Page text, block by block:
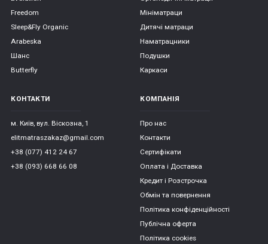
Freedom
Sleep&Fly Organic
Arabeska
Шанс
Butterfly
Мініматраци
Дитячі матраци
Наматрацники
Подушки
Каркаси
КОНТАКТИ
м. Київ, вул. Віскозна, 1
elitmatraszakaz@gmail.com
+38 (077) 412 24 67
+38 (093) 668 66 08
КОМПАНІЯ
Про нас
Контакти
Сертифікати
Оплата і Доставка
Кредит і Розстрочка
Обмін та повернення
Політика конфіденційності
Публічна оферта
Політика cookies